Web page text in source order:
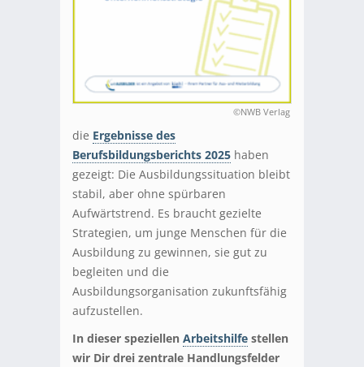
©NWB Verlag
die Ergebnisse des
Berufsbildungsberichts 2025 haben
gezeigt: Die Ausbildungssituation bleibt
stabil, aber ohne spürbaren
Aufwärtstrend. Es braucht gezielte
Strategien, um junge Menschen für die
Ausbildung zu gewinnen, sie gut zu
begleiten und die
Ausbildungsorganisation zukunftsfähig
aufzustellen.
In dieser speziellen Arbeitshilfe stellen
wir Dir drei zentrale Handlungsfelder